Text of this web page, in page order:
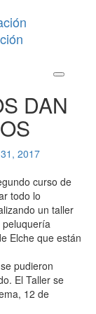
navigation
DAN
2017
curso de
todo lo
un taller
peluquería
Elche que están
pudieron
El Taller se
12 de